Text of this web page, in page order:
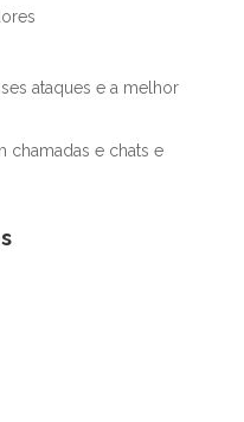
ataques e a melhor
chamadas e chats e